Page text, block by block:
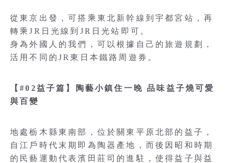
從東京出發，可搭乘東北新幹線到宇都宮站，再
轉乘JR日光線到JR日光站即可。
身為外國人的我們，可以根據自己的旅遊規劃，
活用不同的JR東日本鐵路周遊券。
【#02益子篇】陶藝小鎮住一晚 品味益子燒可愛
與百變
地處栃木縣東南部，位於關東平原北部的益子，
自江戶時代末期即為陶器產地，而後因昭和時期
的民藝運動代表濱田莊司的進駐，使得益子與益